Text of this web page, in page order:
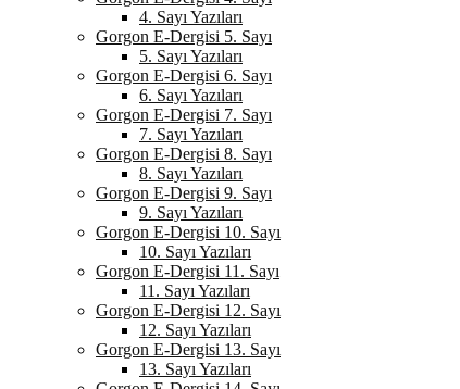
4. Sayı Yazıları
Gorgon E-Dergisi 5. Sayı
5. Sayı Yazıları
Gorgon E-Dergisi 6. Sayı
6. Sayı Yazıları
Gorgon E-Dergisi 7. Sayı
7. Sayı Yazıları
Gorgon E-Dergisi 8. Sayı
8. Sayı Yazıları
Gorgon E-Dergisi 9. Sayı
9. Sayı Yazıları
Gorgon E-Dergisi 10. Sayı
10. Sayı Yazıları
Gorgon E-Dergisi 11. Sayı
11. Sayı Yazıları
Gorgon E-Dergisi 12. Sayı
12. Sayı Yazıları
Gorgon E-Dergisi 13. Sayı
13. Sayı Yazıları